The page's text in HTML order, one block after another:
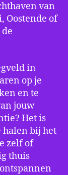
van
Oostende of
in
op je
en te
jouw
Het is
halen bij het
zelf of
thuis